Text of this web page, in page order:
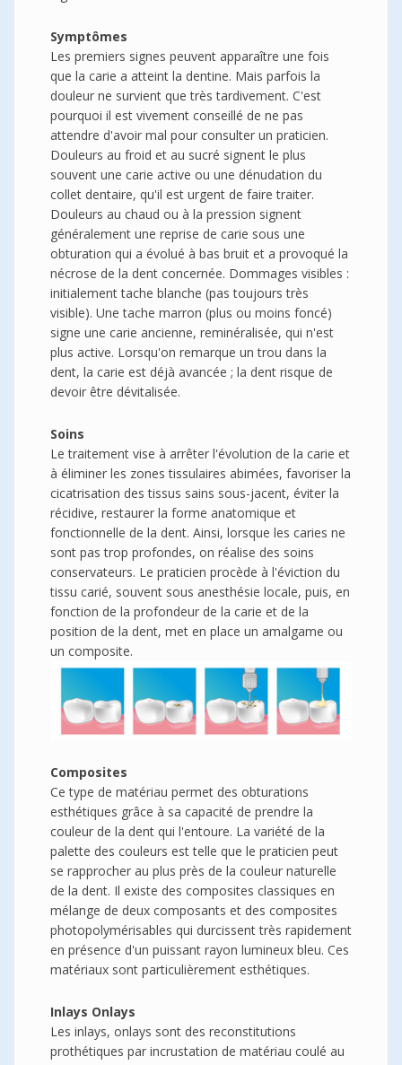
Symptômes
Les premiers signes peuvent apparaître une fois
que la carie a atteint la dentine. Mais parfois la
douleur ne survient que très tardivement. C'est
pourquoi il est vivement conseillé de ne pas
attendre d'avoir mal pour consulter un praticien.
Douleurs au froid et au sucré signent le plus
souvent une carie active ou une dénudation du
collet dentaire, qu'il est urgent de faire traiter.
Douleurs au chaud ou à la pression signent
généralement une reprise de carie sous une
obturation qui a évolué à bas bruit et a provoqué la
nécrose de la dent concernée. Dommages visibles :
initialement tache blanche (pas toujours très
visible). Une tache marron (plus ou moins foncé)
signe une carie ancienne, reminéralisée, qui n'est
plus active. Lorsqu'on remarque un trou dans la
dent, la carie est déjà avancée ; la dent risque de
devoir être dévitalisée.
Soins
Le traitement vise à arrêter l'évolution de la carie et
à éliminer les zones tissulaires abimées, favoriser la
cicatrisation des tissus sains sous-jacent, éviter la
récidive, restaurer la forme anatomique et
fonctionnelle de la dent. Ainsi, lorsque les caries ne
sont pas trop profondes, on réalise des soins
conservateurs. Le praticien procède à l'éviction du
tissu carié, souvent sous anesthésie locale, puis, en
fonction de la profondeur de la carie et de la
position de la dent, met en place un amalgame ou
un composite.
Composites
Ce type de matériau permet des obturations
esthétiques grâce à sa capacité de prendre la
couleur de la dent qui l'entoure. La variété de la
palette des couleurs est telle que le praticien peut
se rapprocher au plus près de la couleur naturelle
de la dent. Il existe des composites classiques en
mélange de deux composants et des composites
photopolymérisables qui durcissent très rapidement
en présence d'un puissant rayon lumineux bleu. Ces
matériaux sont particulièrement esthétiques.
Inlays Onlays
Les inlays, onlays sont des reconstitutions
prothétiques par incrustation de matériau coulé au